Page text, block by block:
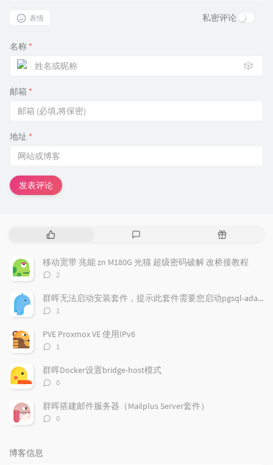
表情 私密评论
名称 *
🎲
邮箱 *
地址 *
发表评论
热
文
章
评
论
随
文
章
移动宽带 兆能 zn M180G 光猫 超级密码破解 改桥接教程
评
数：
2
群晖无法启动安装套件，提示此套件需要您启动pgsql-adapter.service
评
数：
1
PVE Proxmox VE 使用IPv6
评
数：
1
群晖Docker设置bridge-host模式
评
数：
0
群晖搭建邮件服务器（Mailplus Server套件）
评
0
博客信息